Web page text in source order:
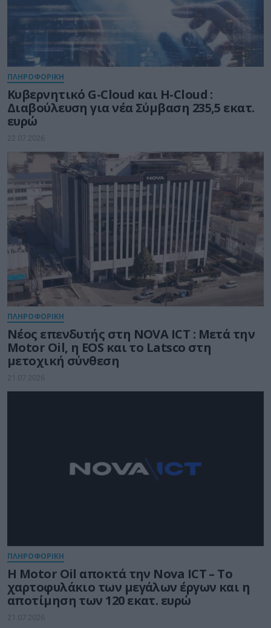
ΠΛΗΡΟΦΟΡΙΚΗ
Kυβερνητικό G-Cloud και H-Cloud :
Διαβούλευση για νέα Σύμβαση 235,5 εκατ.
ευρώ
22.07.2026
ΠΛΗΡΟΦΟΡΙΚΗ
Νέος επενδυτής στη NOVA ICT : Μετά την
Motor Oil, η EOS και το Latsco στη
μετοχική σύνθεση
21.07.2026
ΠΛΗΡΟΦΟΡΙΚΗ
Η Motor Oil αποκτά την Nova ICT – Το
χαρτοφυλάκιο των μεγάλων έργων και η
αποτίμηση των 120 εκατ. ευρώ
21.07.2026